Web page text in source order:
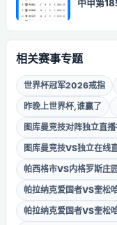
中甲第
相关赛事专题
世界杯冠军2026戒指
昨晚上世界杯,谁赢了
图库曼竞技对阵独立直
图库曼竞技VS独立在线
帕西格市VS内格罗斯庄
帕拉纳克爱国者VS奎松
帕拉纳克爱国者VS奎松